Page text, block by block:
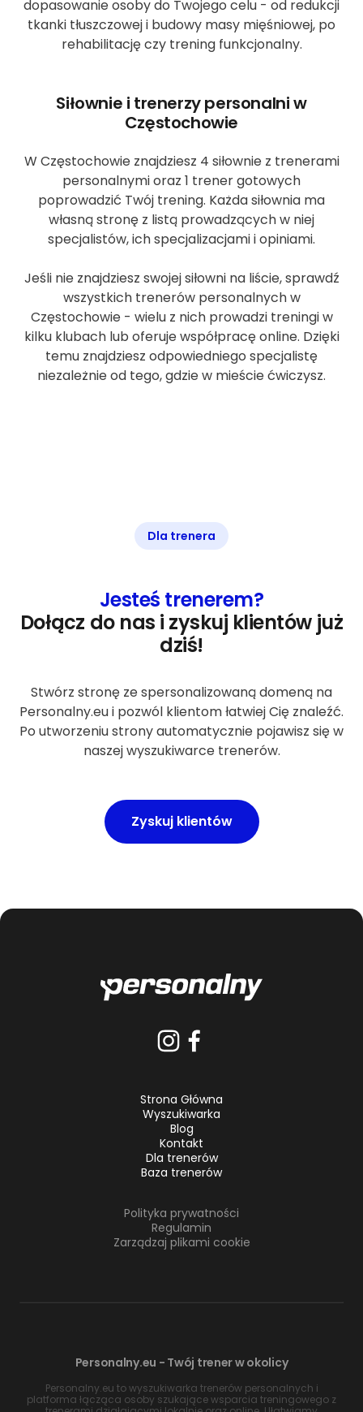
dopasowanie osoby do Twojego celu - od redukcji
tkanki tłuszczowej i budowy masy mięśniowej, po
rehabilitację czy trening funkcjonalny.
Siłownie i trenerzy personalni w
Częstochowie
W Częstochowie znajdziesz 4 siłownie z trenerami
personalnymi oraz 1 trener gotowych
poprowadzić Twój trening. Każda siłownia ma
własną stronę z listą prowadzących w niej
specjalistów, ich specjalizacjami i opiniami.
Jeśli nie znajdziesz swojej siłowni na liście, sprawdź
wszystkich trenerów personalnych w
Częstochowie - wielu z nich prowadzi treningi w
kilku klubach lub oferuje współpracę online. Dzięki
temu znajdziesz odpowiedniego specjalistę
niezależnie od tego, gdzie w mieście ćwiczysz.
Dla trenera
Jesteś trenerem?
Dołącz do nas i zyskuj klientów już
dziś!
Stwórz stronę ze spersonalizowaną domeną na
Personalny.eu i pozwól klientom łatwiej Cię znaleźć.
Po utworzeniu strony automatycznie pojawisz się w
naszej wyszukiwarce trenerów.
Zyskuj klientów
Strona Główna
Wyszukiwarka
Blog
Kontakt
Dla trenerów
Baza trenerów
Polityka prywatności
Regulamin
Zarządzaj plikami cookie
Personalny.eu - Twój trener w okolicy
Personalny.eu to wyszukiwarka trenerów personalnych i
platforma łącząca osoby szukające wsparcia treningowego z